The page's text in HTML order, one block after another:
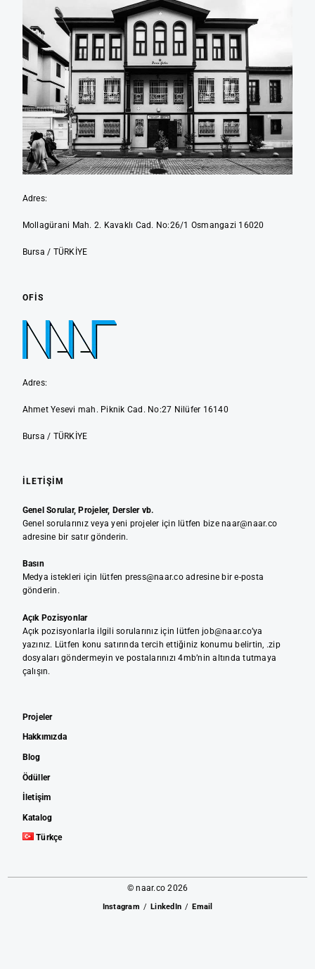
Adres:
Mollagürani Mah. 2. Kavaklı Cad. No:26/1 Osmangazi 16020
Bursa / TÜRKİYE
OFIS
Adres:
Ahmet Yesevi mah. Piknik Cad. No:27 Nilüfer 16140
Bursa / TÜRKİYE
İLETIŞIM
Genel Sorular, Projeler, Dersler vb.
Genel sorularınız veya yeni projeler için lütfen bize naar@naar.co
adresine bir satır gönderin.
Basın
Medya istekleri için lütfen press@naar.co adresine bir e-posta
gönderin.
Açık Pozisyonlar
Açık pozisyonlarla ilgili sorularınız için lütfen job@naar.co’ya
yazınız. Lütfen konu satırında tercih ettiğiniz konumu belirtin, .zip
dosyaları göndermeyin ve postalarınızı 4mb’nin altında tutmaya
çalışın.
Projeler
Hakkımızda
Blog
Ödüller
İletişim
Katalog
Türkçe
© naar.co 2026
Instagram LinkedIn Email